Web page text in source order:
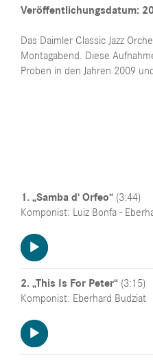
Veröffentlichungsdatum:
Das Daimler Classic Jazz
Montagabend. Diese
Proben in den Jahren 2009
1. „Samba d‘ Orfeo“ (3:44)
Komponist: Luiz Bonfa -
Audio-
Player
2. „This Is For Peter“ (3:15)
Komponist: Eberhard Budziat
Audio-
Player